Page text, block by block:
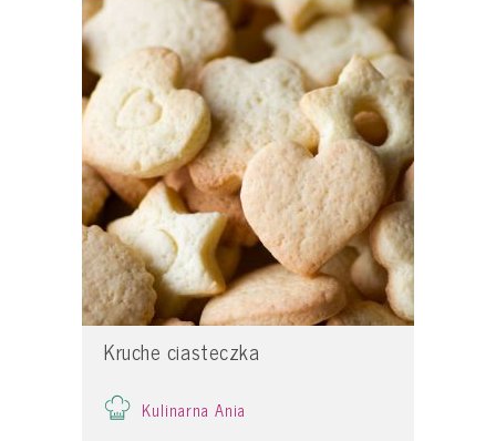
Kruche ciasteczka
Kulinarna Ania